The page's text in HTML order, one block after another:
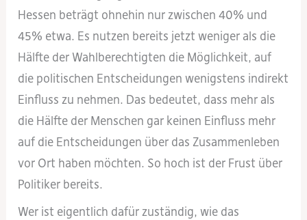
Hessen beträgt ohnehin nur zwischen 40% und
45% etwa. Es nutzen bereits jetzt weniger als die
Hälfte der Wahlberechtigten die Möglichkeit, auf
die politischen Entscheidungen wenigstens indirekt
Einfluss zu nehmen. Das bedeutet, dass mehr als
die Hälfte der Menschen gar keinen Einfluss mehr
auf die Entscheidungen über das Zusammenleben
vor Ort haben möchten. So hoch ist der Frust über
Politiker bereits.
Wer ist eigentlich dafür zuständig, wie das